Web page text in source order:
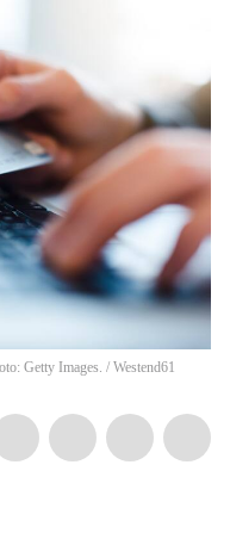
Getty Images. / Westend61